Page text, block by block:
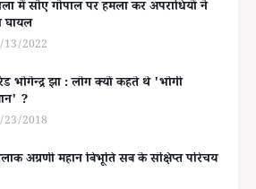
में सोए गोपाल पर हमला कर अपराधियों ने
घायल
13/2022
भोगेन्द्र झा : लोग क्यों कहते थे 'भोगी
?
23/2018
अग्रणी महान बिभूति सब के संक्षिप्त परिचय